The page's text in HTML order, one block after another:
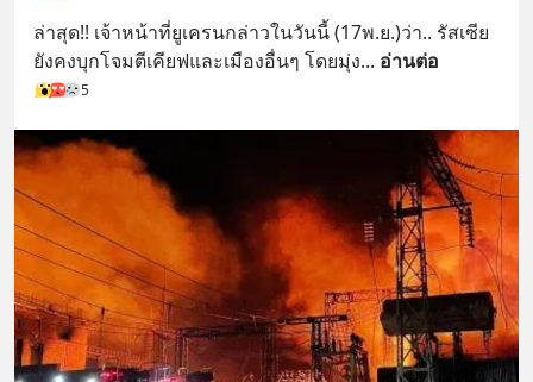
ล่าสุด!! เจ้าหน้าที่ยูเครนกล่าวในวันนี้ (17พ.ย.)ว่า.. รัสเซีย
ยังคงบุกโจมตีเคียฟและเมืองอื่นๆ โดยมุ่ง... อ่านต่อ
5